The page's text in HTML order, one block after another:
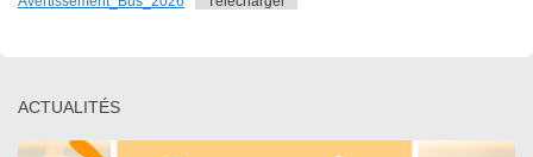
ACTUALITÉS